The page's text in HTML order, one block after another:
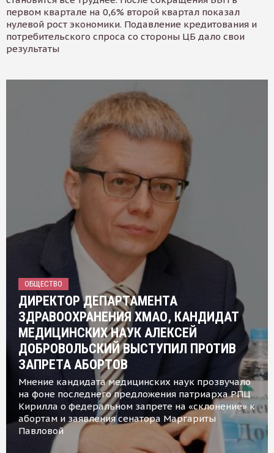
первом квартале на 0,6% второй квартал показал
нулевой рост экономики. Подавление кредитования и
потребительского спроса со стороны ЦБ дало свои
результаты
ОБЩЕСТВО
ДИРЕКТОР ДЕПАРТАМЕНТА
ЗДРАВООХРАНЕНИЯ ХМАО, КАНДИДАТ
МЕДИЦИНСКИХ НАУК АЛЕКСЕЙ
ДОБРОВОЛЬСКИЙ ВЫСТУПИЛ ПРОТИВ
ЗАПРЕТА АБОРТОВ
Мнение кандидата медицинских наук прозвучало
на фоне последнего предложения патриарха РПЦ
Кирилла о федеральном запрете на «склонение» к
абортам и заявления сенатора Маргариты
Павловой